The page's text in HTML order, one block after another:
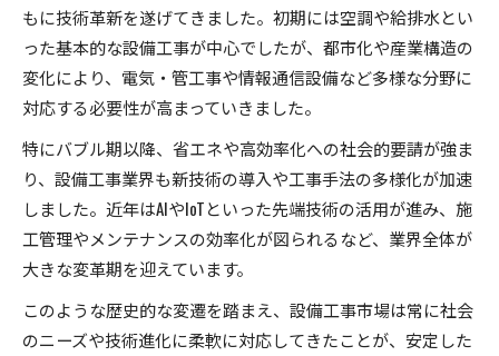
もに技術革新を遂げてきました。初期には空調や給排水とい
った基本的な設備工事が中心でしたが、都市化や産業構造の
変化により、電気・管工事や情報通信設備など多様な分野に
対応する必要性が高まっていきました。
特にバブル期以降、省エネや高効率化への社会的要請が強ま
り、設備工事業界も新技術の導入や工事手法の多様化が加速
しました。近年はAIやIoTといった先端技術の活用が進み、施
工管理やメンテナンスの効率化が図られるなど、業界全体が
大きな変革期を迎えています。
このような歴史的な変遷を踏まえ、設備工事市場は常に社会
のニーズや技術進化に柔軟に対応してきたことが、安定した